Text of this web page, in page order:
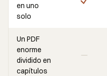
en uno
solo
Un PDF
enorme
dividido en
capítulos